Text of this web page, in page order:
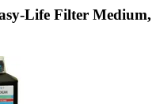
Life Filter Medium,